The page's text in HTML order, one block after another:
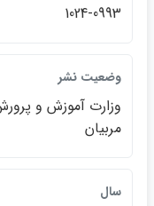
1024-0993
وضعيت نشر
وزارت آموزش و
مربيان
سال